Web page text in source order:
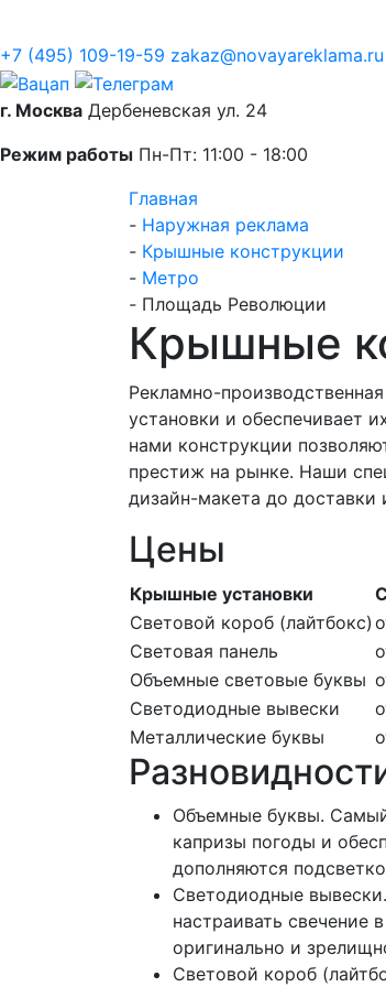
+7 (495) 109-19-59 zakaz@novayareklama.ru
г. Москва Дербеневская ул. 24
Режим работы Пн-Пт: 11:00 - 18:00
Главная
- Наружная реклама
- Крышные конструкции
- Метро
- Площадь Революции
Крышные
Рекламно-
установки и обеспечивает
нами конструкции
престиж на рынке. Наши
дизайн-макета до
Цены
Крышные установки
Световой короб (лайтбокс)
Световая панель
Объемные световые буквы
Светодиодные вывески
Металлические буквы
Объемные буквы.
капризы погоды и
дополняются
Светодиодные
настраивать свечение
оригинально и
Световой короб